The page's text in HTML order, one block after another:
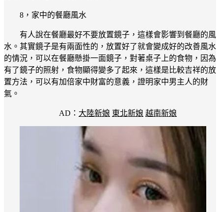
8，家中的餐廳風水
有人說在餐廳最好不要放置鏡子，這樣會影響到餐廳的風
水。其實鏡子是有兩面性的，放置好了就會變成好的改善風水
的情況，可以在餐廳懸掛一面鏡子，對著桌子上的食物，因為
有了鏡子的照射，食物顯得變多了起來，這樣是比較吉祥的放
置方法，可以有加倍家中財富的意義，證明家中男主人的財
氣。
AD： 大陸新娘 東北新娘 越南新娘